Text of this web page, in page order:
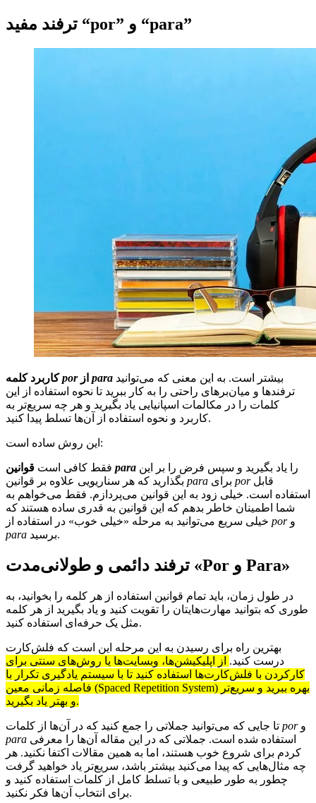
“por” “para”
کاربرد کلمهpor para
ترفندها و میان‌برهای راحتی را به کار ببرید تا نحوه استفاده از این
کلمات را در مکالمات اسپانیایی یاد بگیرید و هر چه سریع‌تر به
کاربرد و نحوه استفاده از آن‌ها تسلط پیدا کنید.
این روش ساده است:
فقط کافی است para
para porقابل
استفاده است. خیلی زود به این قوانین می‌پردازم. فقط می‌خواهم به
شما اطمینان خاطر بدهم که این قوانین به قدری ساده هستند که
por و
para
برسید.
ترفند دائمی و طولانی‌مدت «Por Para»
در طول زمان، باید تمام قوانین استفاده از هر کلمه را بخوانید، به
طوری که بتوانید مهارت‌هایتان را تقویت کنید و یاد بگیرید از هر کلمه
مثل یک حرفه‌ای استفاده کنید.
بهترین راه برای رسیدن به این مرحله این است که فلش‌کارت
درست کنید. از اپلیکیشن‌ها، وبسایت‌ها یا روش‌های سنتی برای
کارکردن با فلش‌کارت‌ها استفاده کنید تا با سیستم یادگیری تکرار با
فاصله زمانی معین (Spaced Repetition System) بهره ببرید و سریع‌تر
و بهتر یاد بگیرید.
por و
para
کردم برای شروع خوب هستند، اما به همین مقالات اکتفا نکنید. هر
چه مثال‌هایی که پیدا می‌کنید بیشتر باشد، سریع‌تر یاد خواهید گرفت
چطور به طور طبیعی و با تسلط کامل از کلمات استفاده کنید و
برای انتخاب آن‌ها فکر نکنید.